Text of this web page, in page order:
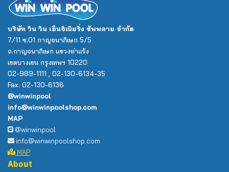
บริษัท วิน วิน เอ็นจิเนียริ่ง ซัพพลาย จำกัด
7/11 ซ.01 กาญจนาภิเษก 5/5
ถ.กาญจนาภิเษก แขวงท่าแร้ง
เขตบางเขน กรุงเทพฯ 10220
02-989-1111 , 02-130-6134-35
Fax. 02-130-6136
@winwinpool
info@winwinpoolshop.com
MAP
@winwinpool
info@winwinpoolshop.com
MAP
About